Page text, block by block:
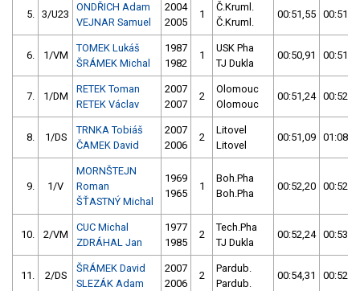
5. 3/U23
ONDŘICH Adam
VEJNAR Samuel
2004
2005
1
Č.Kruml.
Č.Kruml.
00:51,55
6. 1/VM
TOMEK Lukáš
ŠRÁMEK Michal
1987
1982
1
USK Pha
TJ Dukla
00:50,91
7. 1/DM
RETEK Toman
RETEK Václav
2007
2007
2
Olomouc
Olomouc
00:51,24
8. 1/DS
TRNKA Tobiáš
ČAMEK David
2007
2006
2
Litovel
Litovel
00:51,09
9. 1/V
MORNŠTEJN
Roman
ŠŤASTNÝ Michal
1969
1965
1
Boh.Pha
Boh.Pha
00:52,20
10. 2/VM
CUC Michal
ZDRÁHAL Jan
1977
1985
2
Tech.Pha
TJ Dukla
00:52,24
11. 2/DS
ŠRÁMEK David
SLEZÁK Adam
2007
2006
2
Pardub.
Pardub.
00:54,31